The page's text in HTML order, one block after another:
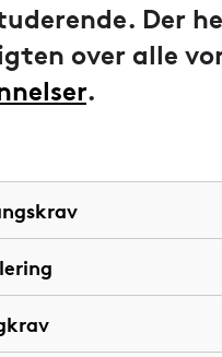
Der
over alle
.